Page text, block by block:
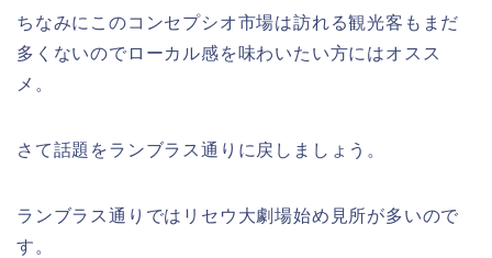
ちなみにこのコンセプシオ市場は訪れる観光客もまだ
多くないのでローカル感を味わいたい方にはオスス
メ。
さて話題をランブラス通りに戻しましょう。
ランブラス通りではリセウ大劇場始め見所が多いので
す。